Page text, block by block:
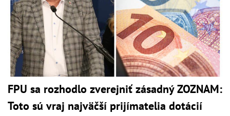
FPU sa rozhodlo zverejniť zásadný ZOZNAM:
Toto sú vraj najväčší prijímatelia dotácií